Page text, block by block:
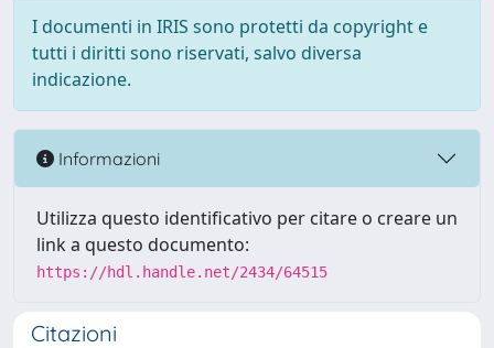
I documenti in IRIS sono protetti da copyright e
tutti i diritti sono riservati, salvo diversa
indicazione.
Informazioni
Utilizza questo identificativo per citare o creare un
link a questo documento:
https://hdl.handle.net/2434/64515
Citazioni